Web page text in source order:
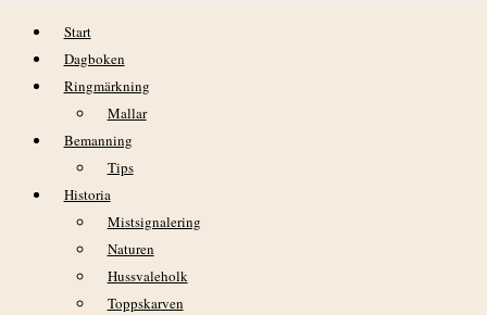
Hoppa till innehåll
Start
Dagboken
Ringmärkning
Mallar
Bemanning
Tips
Historia
Mistsignalering
Naturen
Hussvaleholk
Toppskarven
DAGBOK NIDINGENS FÅGELSTATION
– FREDAG 29 MAJ 2020
VÄDER